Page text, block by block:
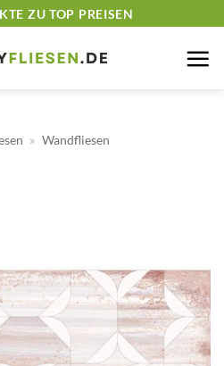
ZU TOP PREISEN
» Wandfliesen